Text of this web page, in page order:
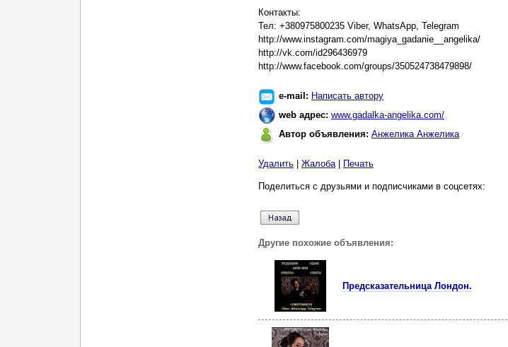
Контакты:
Тел: +380975800235 Viber, WhatsApp, Telegram
http://www.instagram.com/magiya_gadanie__angelika/
http://vk.com/id296436979
http://www.facebook.com/groups/350524738479898/
e-mail: Написать автору
web адрес: www.gadalka-angelika.com/
Автор объявления: Анжелика Анжелика
Удалить Жалоба| Печать
Поделиться с друзьями и подписчиками в соцсетях:
Другие похожие объявления:
Предсказательница Лондон.